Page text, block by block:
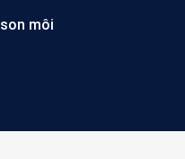
son môi